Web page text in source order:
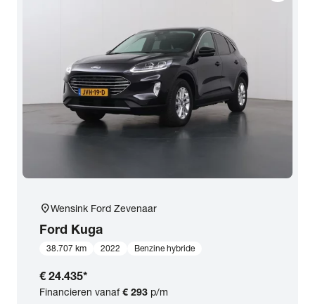
location_onWensink Ford Zevenaar
Ford Kuga
38.707 km 2022 Benzine hybride
€ 24.435*
Financieren vanaf€ 293 p/m